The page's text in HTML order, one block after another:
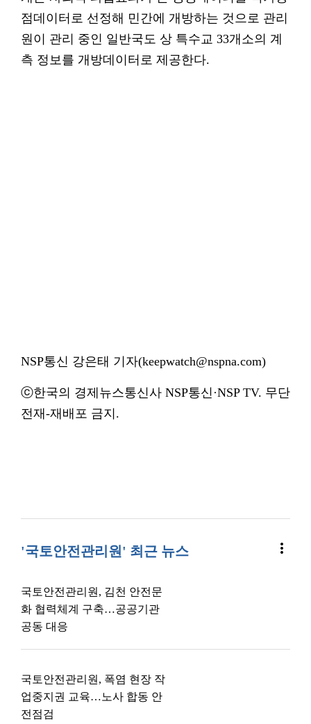
점데이터로 선정해 민간에 개방하는 것으로 관리
원이 관리 중인 일반국도 상 특수교 33개소의 계
측 정보를 개방데이터로 제공한다.
NSP통신 강은태 기자(keepwatch@nspna.com)
ⓒ한국의 경제뉴스통신사 NSP통신·NSP TV. 무단
전재-재배포 금지.
'국토안전관리원' 최근 뉴스 more_vert
국토안전관리원, 김천 안전문
화 협력체계 구축…공공기관
공동 대응
국토안전관리원, 폭염 현장 작
업중지권 교육…노사 합동 안
전점검